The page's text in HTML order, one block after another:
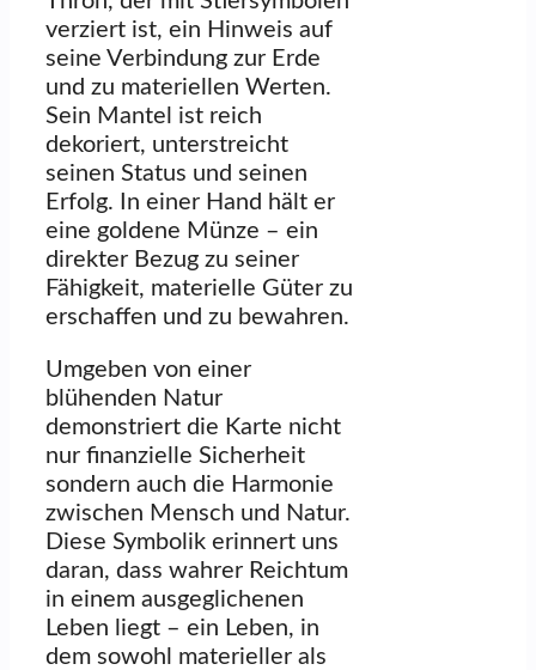
verziert ist, ein Hinweis auf
seine Verbindung zur Erde
und zu materiellen Werten.
Sein Mantel ist reich
dekoriert, unterstreicht
seinen Status und seinen
Erfolg. In einer Hand hält er
eine goldene Münze – ein
direkter Bezug zu seiner
Fähigkeit, materielle Güter zu
erschaffen und zu bewahren.
Umgeben von einer
blühenden Natur
demonstriert die Karte nicht
nur finanzielle Sicherheit
sondern auch die Harmonie
zwischen Mensch und Natur.
Diese Symbolik erinnert uns
daran, dass wahrer Reichtum
in einem ausgeglichenen
Leben liegt – ein Leben, in
dem sowohl materieller als